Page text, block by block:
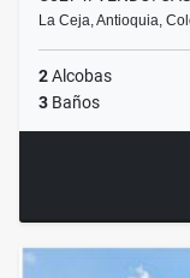
La Ceja, Antioquia,
2Alcobas
3 Baños